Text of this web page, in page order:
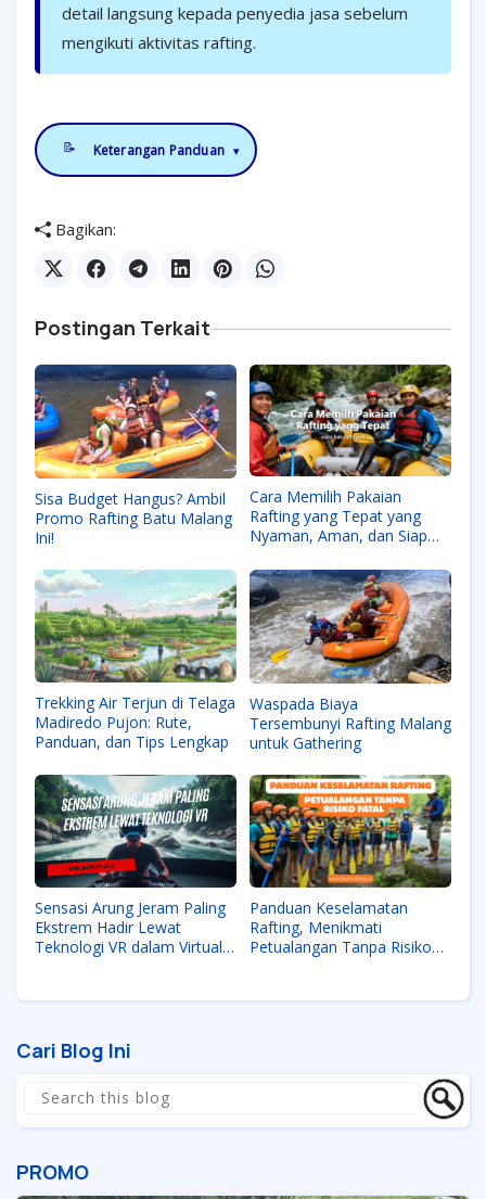
detail langsung kepada penyedia jasa sebelum
mengikuti aktivitas rafting.
📝 Keterangan Panduan ▾
Bagikan:
Postingan Terkait
Sisa Budget Hangus? Ambil
Promo Rafting Batu Malang
Ini!
Cara Memilih Pakaian
Rafting yang Tepat yang
Nyaman, Aman, dan Siap
Trekking Air Terjun di Telaga
Madiredo Pujon: Rute,
Panduan, dan Tips Lengkap
Waspada Biaya
Tersembunyi Rafting Malang
untuk Gathering
Sensasi Arung Jeram Paling
Ekstrem Hadir Lewat
Teknologi VR dalam Virtual
Panduan Keselamatan
Rafting, Menikmati
Petualangan Tanpa Risiko
Cari Blog Ini
PROMO